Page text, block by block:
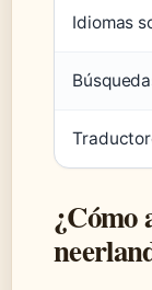
Idiomas
¿Cómo